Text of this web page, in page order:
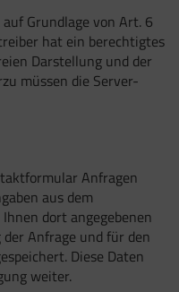
Grundlage von Art. 6
hat ein berechtigtes
Darstellung und der
müssen die Server-
Anfragen
aus dem
dort angegebenen
Anfrage und für den
Diese Daten
weiter.